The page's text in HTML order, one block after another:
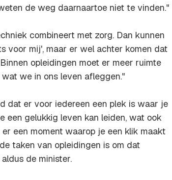
de weg daarnaartoe niet te vinden."
combineert met zorg. Dan kunnen
voor mij', maar er wel achter komen dat
opleidingen moet er meer ruimte
we in ons leven afleggen."
dat er voor iedereen een plek is waar je
een gelukkig leven kan leiden, wat ook
een moment waarop je een klik maakt
taken van opleidingen is om dat
de minister.